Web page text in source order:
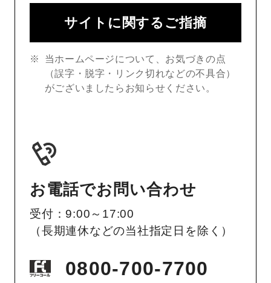
サイトに関するご指摘
当ホームページについて、お気づきの点
（誤字・脱字・リンク切れなどの不具合）
がございましたらお知らせください。
お電話でお問い合わせ
受付：9:00～17:00
（長期連休などの当社指定日を除く）
0800-700-7700